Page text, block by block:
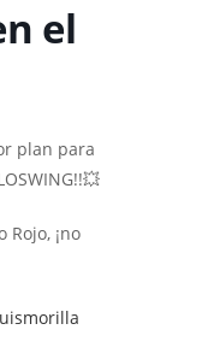
el
plan para
Rojo, ¡no